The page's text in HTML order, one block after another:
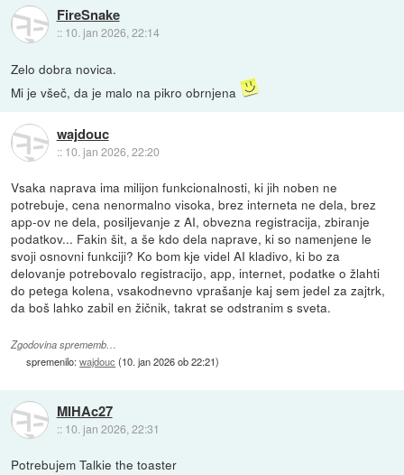
FireSnake
:: 10. jan 2026, 22:14
Zelo dobra novica.
Mi je všeč, da je malo na pikro obrnjena
wajdouc
:: 10. jan 2026, 22:20
Vsaka naprava ima milijon funkcionalnosti, ki jih noben ne
potrebuje, cena nenormalno visoka, brez interneta ne dela, brez
app-ov ne dela, posiljevanje z AI, obvezna registracija, zbiranje
podatkov... Fakin šit, a še kdo dela naprave, ki so namenjene le
svoji osnovni funkciji? Ko bom kje videl AI kladivo, ki bo za
delovanje potrebovalo registracijo, app, internet, podatke o žlahti
do petega kolena, vsakodnevno vprašanje kaj sem jedel za zajtrk,
da boš lahko zabil en žičnik, takrat se odstranim s sveta.
Zgodovina sprememb…
spremenilo:wajdouc (10. jan 2026 ob 22:21)
MIHAc27
:: 10. jan 2026, 22:31
Potrebujem Talkie the toaster